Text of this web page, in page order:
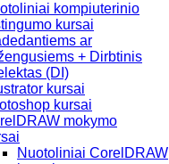
kompiuterinio
kursai
ar
+ Dirbtinis
(DI)
kursai
kursai
mokymo
Nuotoliniai CorelDRAW